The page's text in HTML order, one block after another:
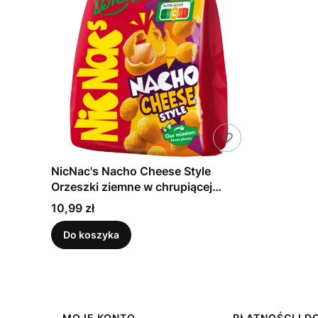
NicNac's Nacho Cheese Style
Orzeszki ziemne w chrupiącej
panierce 110 g
Cena
10,99 zł
Do koszyka